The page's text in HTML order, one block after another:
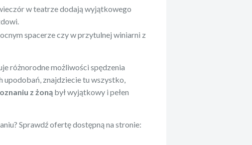
w teatrze dodają wyjątkowego
spacerze czy w przytulnej winiarni z
różnorodne możliwości spędzenia
upodobań, znajdziecie tu wszystko,
z żoną był wyjątkowy i pełen
Sprawdź ofertę dostępną na stronie: